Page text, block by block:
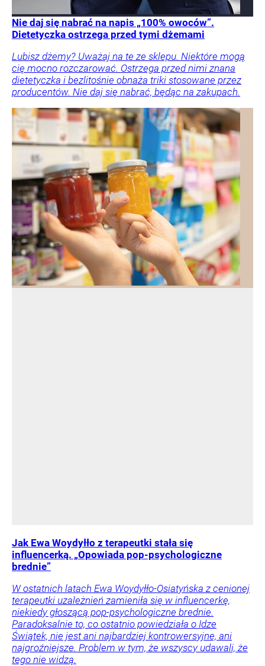
Nie daj się nabrać na napis „100% owoców”.
Dietetyczka ostrzega przed tymi dżemami
Lubisz dżemy? Uważaj na te ze sklepu. Niektóre mogą
cię mocno rozczarować. Ostrzega przed nimi znana
dietetyczka i bezlitośnie obnaża triki stosowane przez
producentów. Nie daj się nabrać, będąc na zakupach.
Jak Ewa Woydyłło z terapeutki stała się
influencerką. „Opowiada pop-psychologiczne
brednie”
W ostatnich latach Ewa Woydyłło-Osiatyńska z cenionej
terapeutki uzależnień zamieniła się w influencerkę,
niekiedy głoszącą pop-psychologiczne brednie.
Paradoksalnie to, co ostatnio powiedziała o Idze
Świątek, nie jest ani najbardziej kontrowersyjne, ani
najgroźniejsze. Problem w tym, że wszyscy udawali, że
tego nie widzą.